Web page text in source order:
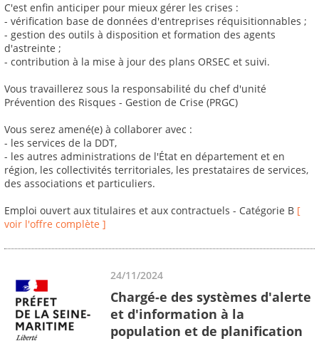
C'est enfin anticiper pour mieux gérer les crises :
- vérification base de données d'entreprises réquisitionnables ;
- gestion des outils à disposition et formation des agents
d'astreinte ;
- contribution à la mise à jour des plans ORSEC et suivi.
Vous travaillerez sous la responsabilité du chef d'unité
Prévention des Risques - Gestion de Crise (PRGC)
Vous serez amené(e) à collaborer avec :
- les services de la DDT,
- les autres administrations de l'État en département et en
région, les collectivités territoriales, les prestataires de services,
des associations et particuliers.
Emploi ouvert aux titulaires et aux contractuels - Catégorie B [
voir l'offre complète ]
24/11/2024
Chargé-e des systèmes d'alerte
et d'information à la
population et de planification